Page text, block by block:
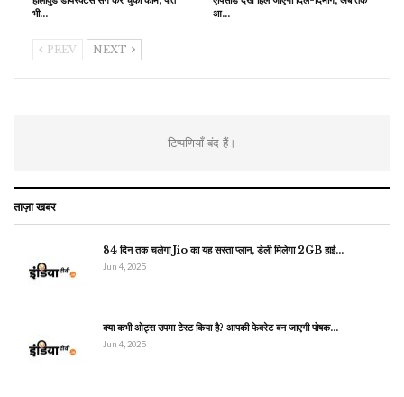
भी…
आ…
PREV NEXT
टिप्पणियाँ बंद हैं।
ताज़ा खबर
84 दिन तक चलेगा Jio का यह सस्ता प्लान, डेली मिलेगा 2GB हाई…
Jun 4, 2025
क्या कभी ओट्स उपमा टेस्ट किया है? आपकी फेवरेट बन जाएगी पोषक…
Jun 4, 2025